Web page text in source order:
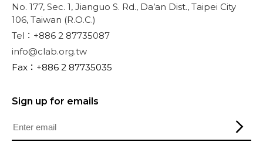
No. 177, Sec. 1, Jianguo S. Rd., Da’an Dist., Taipei City
106, Taiwan (R.O.C.)
Tel：+886 2 87735087
info@clab.org.tw
Fax：+886 2 87735035
Sign up for emails